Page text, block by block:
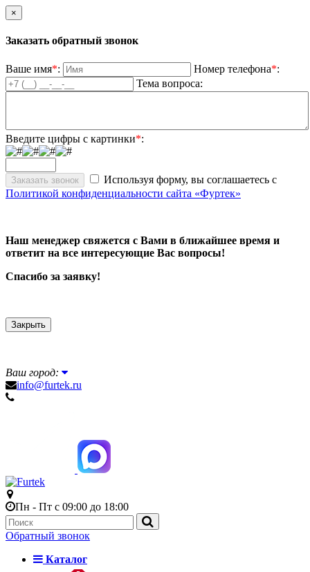
×
Заказать обратный звонок
Ваше имя*: Номер телефона*:
Тема вопроса:
Введите цифры с картинки*:
Используя форму, вы соглашаетесь с
Политикой конфиденциальности сайта «Фуртек»
Наш менеджер свяжется с Вами в ближайшее время и
ответит на все интересующие Вас вопросы!
Спасибо за заявку!
Закрыть
Ваш город:
info@furtek.ru
Пн - Пт с 09:00 до 18:00
Обратный звонок
Каталог